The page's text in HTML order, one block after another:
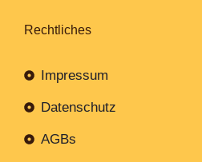
Rechtliches
Impressum
Datenschutz
AGBs